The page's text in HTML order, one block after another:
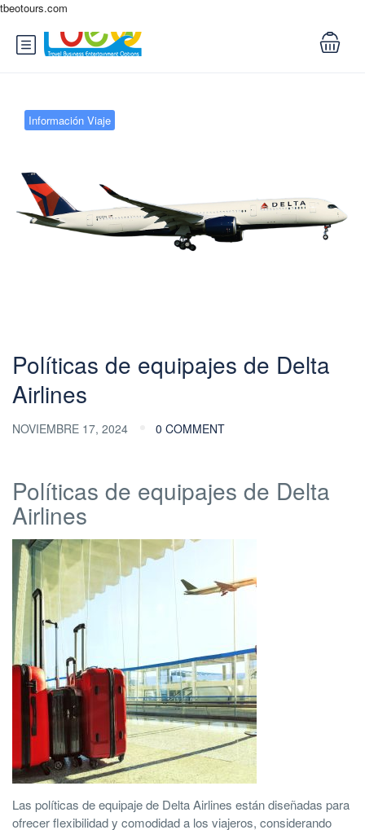
tbeotours.com
Información Viaje
Políticas de equipajes de Delta
Airlines
NOVIEMBRE 17, 2024 0 COMMENT
Políticas de equipajes de Delta
Airlines
Las políticas de equipaje de Delta Airlines están diseñadas para
ofrecer flexibilidad y comodidad a los viajeros, considerando